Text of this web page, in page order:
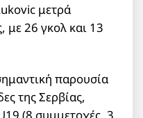
μετρά
με 26 γκολ και 13
παρουσία
της Σερβίας,
(8 συμμετοχές, 3